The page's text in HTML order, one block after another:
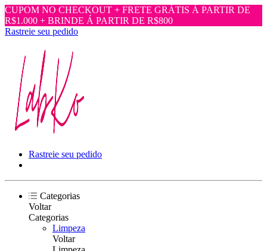
CUPOM NO CHECKOUT + FRETE GRÁTIS Á PARTIR DE
R$1.000 + BRINDE Á PARTIR DE R$800
Rastreie seu pedido
Rastreie seu pedido
Categorias
Voltar
Categorias
Limpeza
Voltar